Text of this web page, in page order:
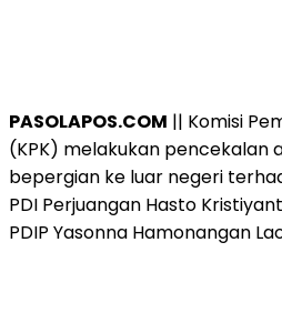
PASOLAPOS.COM || Komisi
(KPK) melakukan pencekalan
bepergian ke luar negeri
PDI Perjuangan Hasto
PDIP Yasonna Hamonangan